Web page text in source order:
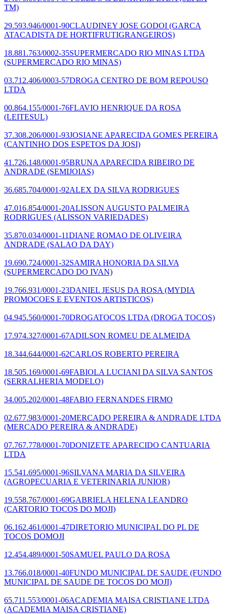
TM)
29.593.946/0001-90CLAUDINEY JOSE GODOI (GARCA
ATACADISTA DE HORTIFRUTIGRANGEIROS)
18.881.763/0002-35SUPERMERCADO RIO MINAS LTDA
(SUPERMERCADO RIO MINAS)
03.712.406/0003-57DROGA CENTRO DE BOM REPOUSO
LTDA
00.864.155/0001-76FLAVIO HENRIQUE DA ROSA
(LEITESUL)
37.308.206/0001-93JOSIANE APARECIDA GOMES PEREIRA
(CANTINHO DOS ESPETOS DA JOSI)
41.726.148/0001-95BRUNA APARECIDA RIBEIRO DE
ANDRADE (SEMIJOIAS)
36.685.704/0001-92ALEX DA SILVA RODRIGUES
47.016.854/0001-20ALISSON AUGUSTO PALMEIRA
RODRIGUES (ALISSON VARIEDADES)
35.870.034/0001-11DIANE ROMAO DE OLIVEIRA
ANDRADE (SALAO DA DAY)
19.690.724/0001-32SAMIRA HONORIA DA SILVA
(SUPERMERCADO DO IVAN)
19.766.931/0001-23DANIEL JESUS DA ROSA (MYDIA
PROMOCOES E EVENTOS ARTISTICOS)
04.945.560/0001-70DROGATOCOS LTDA (DROGA TOCOS)
17.974.327/0001-67ADILSON ROMEU DE ALMEIDA
18.344.644/0001-62CARLOS ROBERTO PEREIRA
18.505.169/0001-69FABIOLA LUCIANI DA SILVA SANTOS
(SERRALHERIA MODELO)
34.005.202/0001-48FABIO FERNANDES FIRMO
02.677.983/0001-20MERCADO PEREIRA & ANDRADE LTDA
(MERCADO PEREIRA & ANDRADE)
07.767.778/0001-70DONIZETE APARECIDO CANTUARIA
LTDA
15.541.695/0001-96SILVANA MARIA DA SILVEIRA
(AGROPECUARIA E VETERINARIA JUNIOR)
19.558.767/0001-69GABRIELA HELENA LEANDRO
(CARTORIO TOCOS DO MOJI)
06.162.461/0001-47DIRETORIO MUNICIPAL DO PL DE
TOCOS DOMOJI
12.454.489/0001-50SAMUEL PAULO DA ROSA
13.766.018/0001-40FUNDO MUNICIPAL DE SAUDE (FUNDO
MUNICIPAL DE SAUDE DE TOCOS DO MOJI)
65.711.553/0001-06ACADEMIA MAISA CRISTIANE LTDA
(ACADEMIA MAISA CRISTIANE)